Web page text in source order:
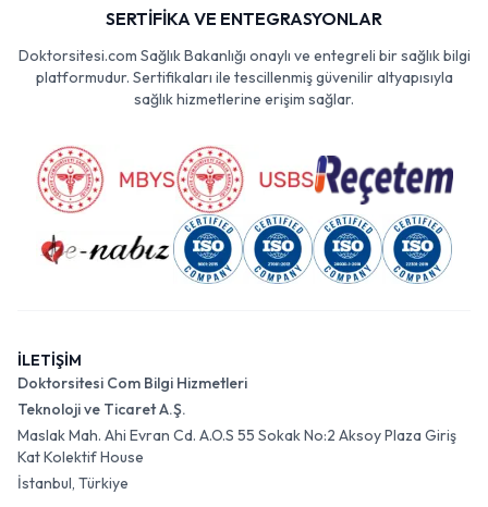
SERTİFİKA VE ENTEGRASYONLAR
Doktorsitesi.com Sağlık Bakanlığı onaylı ve entegreli bir sağlık bilgi
platformudur. Sertifikaları ile tescillenmiş güvenilir altyapısıyla
sağlık hizmetlerine erişim sağlar.
İLETİŞİM
Doktorsitesi Com Bilgi Hizmetleri
Teknoloji ve Ticaret A.Ş.
Maslak Mah. Ahi Evran Cd. A.O.S 55 Sokak No:2 Aksoy Plaza Giriş
Kat Kolektif House
İstanbul, Türkiye